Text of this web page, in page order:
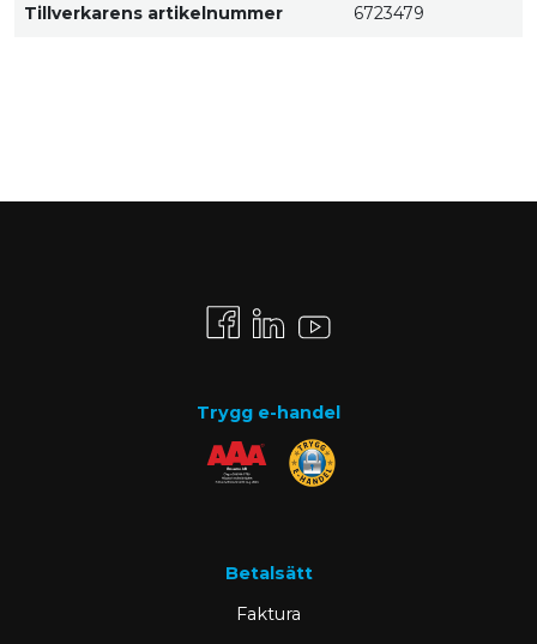
Tillverkarens artikelnummer 6723479
Trygg e-handel
Betalsätt
Faktura